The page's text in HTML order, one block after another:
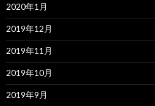
2020年1月
2019年12月
2019年11月
2019年10月
2019年9月